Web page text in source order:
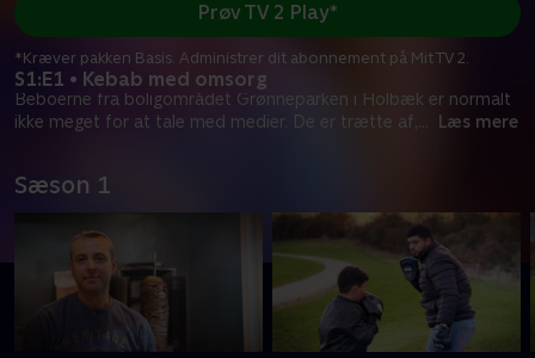
S1:E1 • Kebab med omsorg
Beboerne fra boligområdet Grønneparken i Holbæk er normalt
ikke meget for at tale med medier. De er trætte af,
Læs mere
Prøv TV 2 Play*
*Kræver pakken Basis. Administrer dit abonnement på Mit TV 2.
Sæson 1